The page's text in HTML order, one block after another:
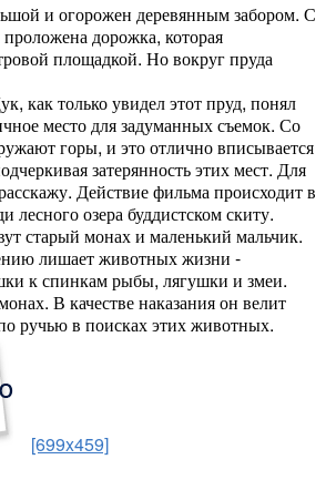
и огорожен деревянным забором. С
дорожка, которая
площадкой. Но вокруг пруда
как только увидел этот пруд, понял
место для задуманных съемок. Со
горы, и это отлично вписывается
затерянность этих мест. Для
Действие фильма происходит в
лесного озера буддистском скиту.
старый монах и маленький мальчик.
лишает животных жизни -
к спинкам рыбы, лягушки и змеи.
В качестве наказания он велит
ручью в поисках этих животных.
[699x459]